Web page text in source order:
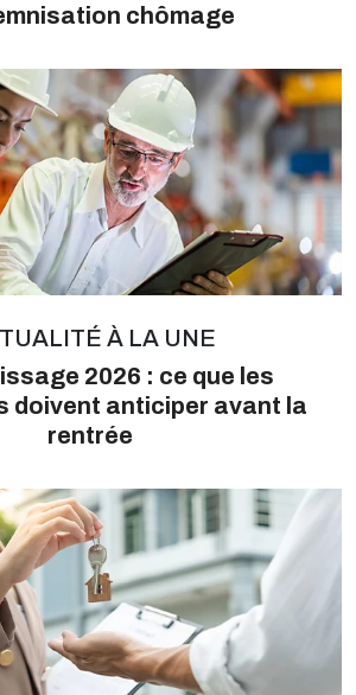
chômage
À LA UNE
2026 : ce que les
doivent anticiper avant la
rentrée